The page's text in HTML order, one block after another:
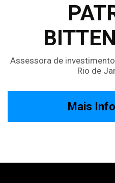
Assessora de
Rio de
Mais